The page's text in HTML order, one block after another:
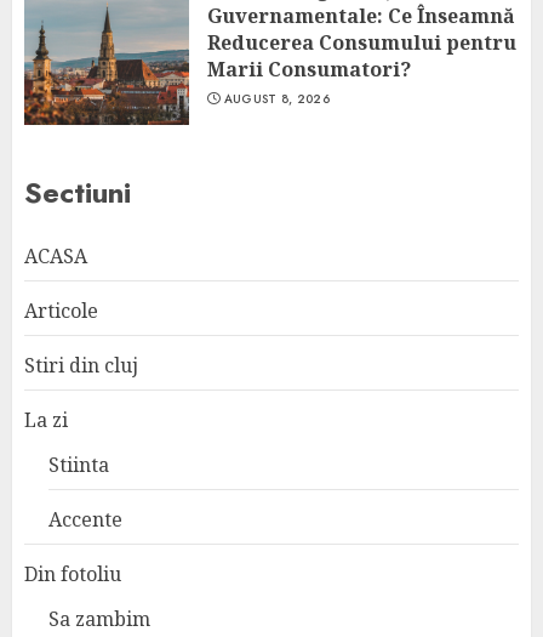
Guvernamentale: Ce Înseamnă
Reducerea Consumului pentru
Marii Consumatori?
AUGUST 8, 2026
Sectiuni
ACASA
Articole
Stiri din cluj
La zi
Stiinta
Accente
Din fotoliu
Sa zambim